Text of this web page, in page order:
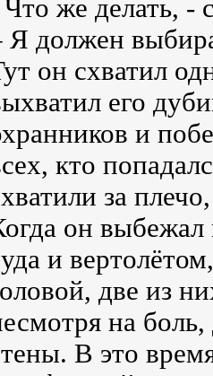
же делать, -
Я должен
он схватил
его
и
кто
за
он
и
две из
на
В это